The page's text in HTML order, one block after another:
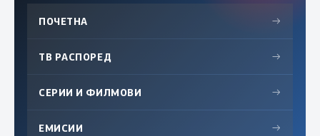
ПОЧЕТНА →
ТВ РАСПОРЕД →
СЕРИИ И ФИЛМОВИ →
ЕМИСИИ →